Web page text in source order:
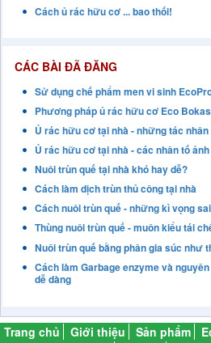
Cách ủ rác hữu cơ ... bao thối!
CÁC BÀI ĐÃ ĐĂNG
Sử dụng chế phẩm men vi sinh
Phương pháp ủ rác hữu cơ Eco
Ủ rác hữu cơ tại nhà - những tác
Ủ rác hữu cơ tại nhà - các nhân tố
Nuôi trùn quế tại nhà khó hay dễ?
Cách làm dịch trùn thủ công tại nhà
Cách nuôi trùn quế - những kì vọng
Thùng nuôi trùn quế - muôn kiểu tái
Nuôi trùn quế bằng phân gia súc như
Cách làm Garbage enzyme và
dễ dàng
Trang chủ Giới thiệu Sản phẩm